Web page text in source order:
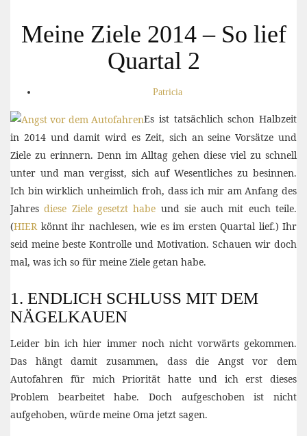
Meine Ziele 2014 – So lief
Quartal 2
Patricia
Es ist tatsächlich schon Halbzeit
in 2014 und damit wird es Zeit, sich an seine Vorsätze und
Ziele zu erinnern. Denn im Alltag gehen diese viel zu schnell
unter und man vergisst, sich auf Wesentliches zu besinnen.
Ich bin wirklich unheimlich froh, dass ich mir am Anfang des
Jahresdiese Ziele gesetzt habe und sie auch mit euch teile.
(HIERkönnt ihr nachlesen, wie es im ersten Quartal lief.) Ihr
seid meine beste Kontrolle und Motivation. Schauen wir doch
mal, was ich so für meine Ziele getan habe.
1. ENDLICH SCHLUSS MIT DEM
NÄGELKAUEN
Leider bin ich hier immer noch nicht vorwärts gekommen.
Das hängt damit zusammen, dass die Angst vor dem
Autofahren für mich Priorität hatte und ich erst dieses
Problem bearbeitet habe. Doch aufgeschoben ist nicht
aufgehoben, würde meine Oma jetzt sagen.